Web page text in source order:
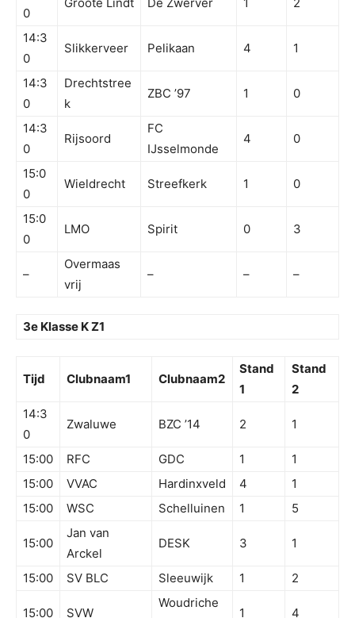
0
Groote Lindt De Zwerver 1 2
14:3
0
Slikkerveer Pelikaan 4 1
14:3
0
Drechtstree
k
ZBC ’97 1 0
14:3
0
Rijsoord
FC
IJsselmonde
4 0
15:0
0
Wieldrecht Streefkerk 1 0
15:0
0
LMO Spirit 0 3
–
Overmaas
vrij
– – –
3e Klasse K Z1
Tijd Clubnaam1 Clubnaam2
Stand
1
Stand
2
14:3
0
Zwaluwe BZC ’14 2 1
15:00 RFC GDC 1
1
15:00
VVAC Hardinxveld 4
1
15:00
WSC Schelluinen 1 5
15:00
Jan van
Arckel
DESK 3 1
15:00 SV BLC Sleeuwijk 1 2
15:00 SVW
Woudriche
1 4